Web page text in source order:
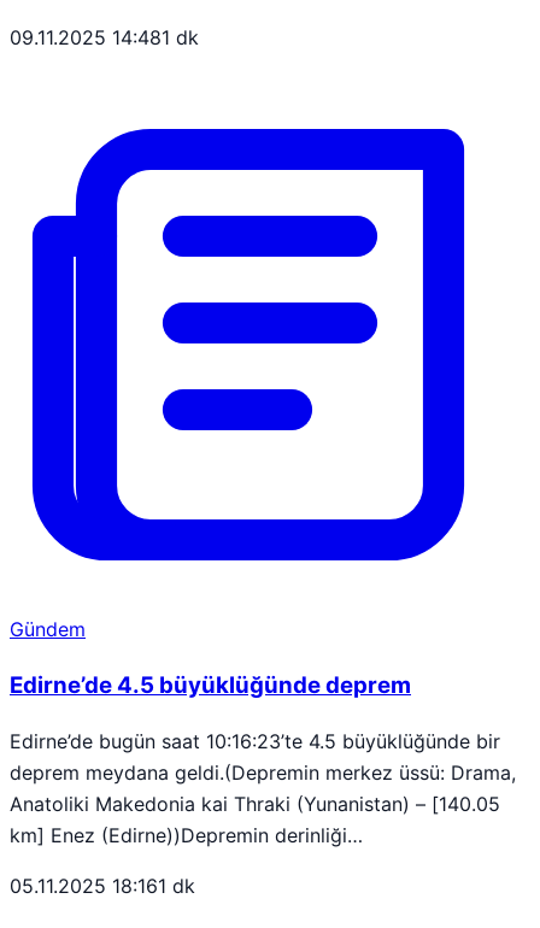
09.11.2025 14:481 dk
Gündem
Edirne’de 4.5 büyüklüğünde deprem
Edirne’de bugün saat 10:16:23’te 4.5 büyüklüğünde bir
deprem meydana geldi.(Depremin merkez üssü: Drama,
Anatoliki Makedonia kai Thraki (Yunanistan) – [140.05
km] Enez (Edirne))Depremin derinliği…
05.11.2025 18:161 dk